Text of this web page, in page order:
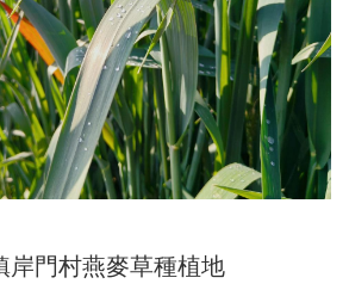
岸門村燕麥草種植地